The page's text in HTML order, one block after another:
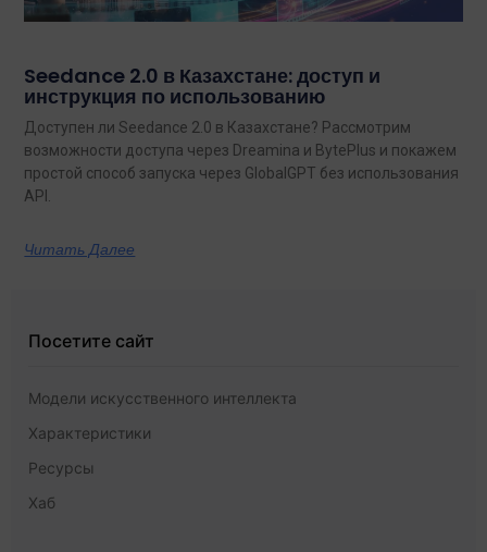
Seedance 2.0 в Казахстане: доступ и
инструкция по использованию
Доступен ли Seedance 2.0 в Казахстане? Рассмотрим
возможности доступа через Dreamina и BytePlus и покажем
простой способ запуска через GlobalGPT без использования
API.
Читать Далее
Посетите сайт
Модели искусственного интеллекта
Характеристики
Ресурсы
Хаб